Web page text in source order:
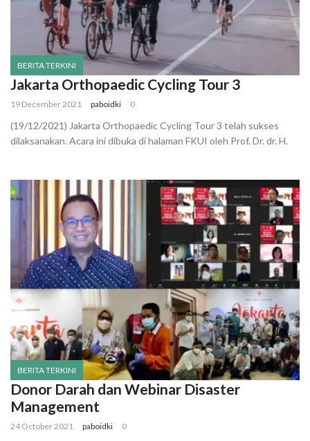
BERITA TERKINI
Jakarta Orthopaedic Cycling Tour 3
19 December 2021 paboidki 0
(19/12/2021) Jakarta Orthopaedic Cycling Tour 3 telah sukses
dilaksanakan. Acara ini dibuka di halaman FKUI oleh Prof. Dr. dr. H.
BERITA TERKINI
Donor Darah dan Webinar Disaster
Management
24 October 2021 paboidki 0